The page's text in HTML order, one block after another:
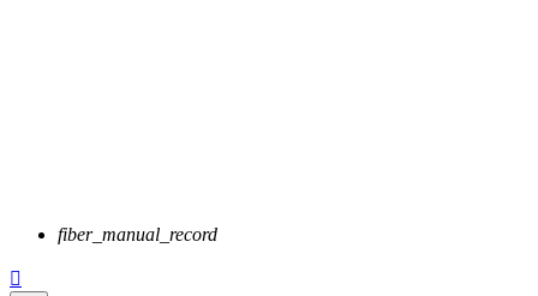
fiber_manual_record
